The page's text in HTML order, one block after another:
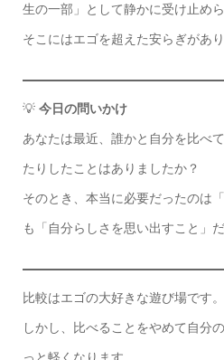
生の一部」として静かに受け止め
そこにはエゴを超えた安らぎがあり
💡 今日の問いかけ
あなたは最近、誰かと自分を比べ
たりしたことはありましたか？
そのとき、本当に必要だったのは
も「自分らしさを思い出すこと」
比較はエゴの大好きな遊び場です。
しかし、比べることをやめて自分